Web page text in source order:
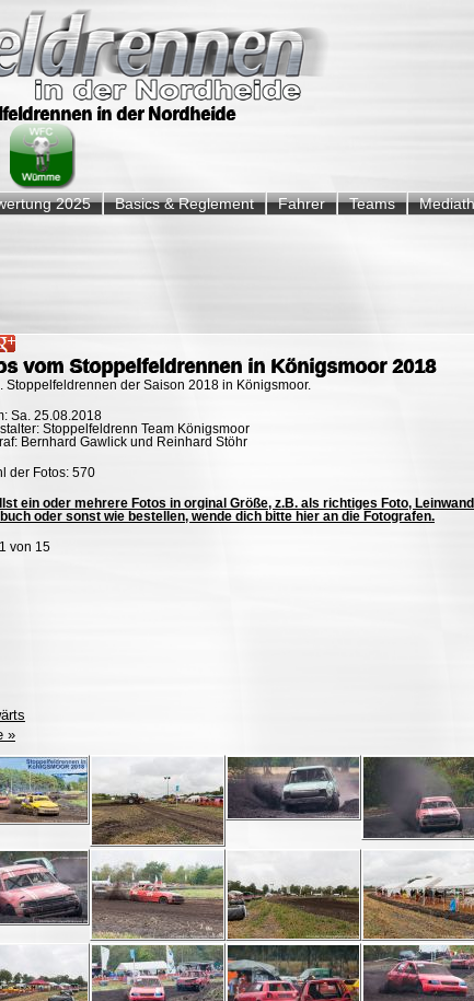
in der Nordheide
2025 Basics & Reglement Fahrer Teams
vom Stoppelfeldrennen in Königsmoor 2018
Stoppelfeldrennen der Saison 2018 in Königsmoor.
Sa. 25.08.2018
Stoppelfeldrenn Team Königsmoor
Bernhard Gawlick und Reinhard Stöhr
der Fotos: 570
ein oder mehrere Fotos in orginal Größe, z.B. als richtiges Foto,
oder sonst wie bestellen, wende dich bitte hier an die Fotografen.
von 15
»